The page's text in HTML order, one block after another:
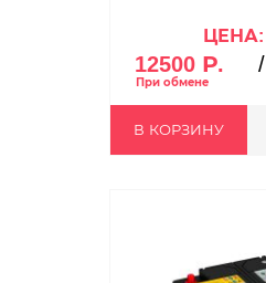
ЦЕНА:
12500 Р. /
В КОРЗИНУ